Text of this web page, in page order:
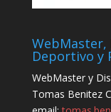
WebMaster,
Deportivo y
WebMaster y
Tomas Benitez